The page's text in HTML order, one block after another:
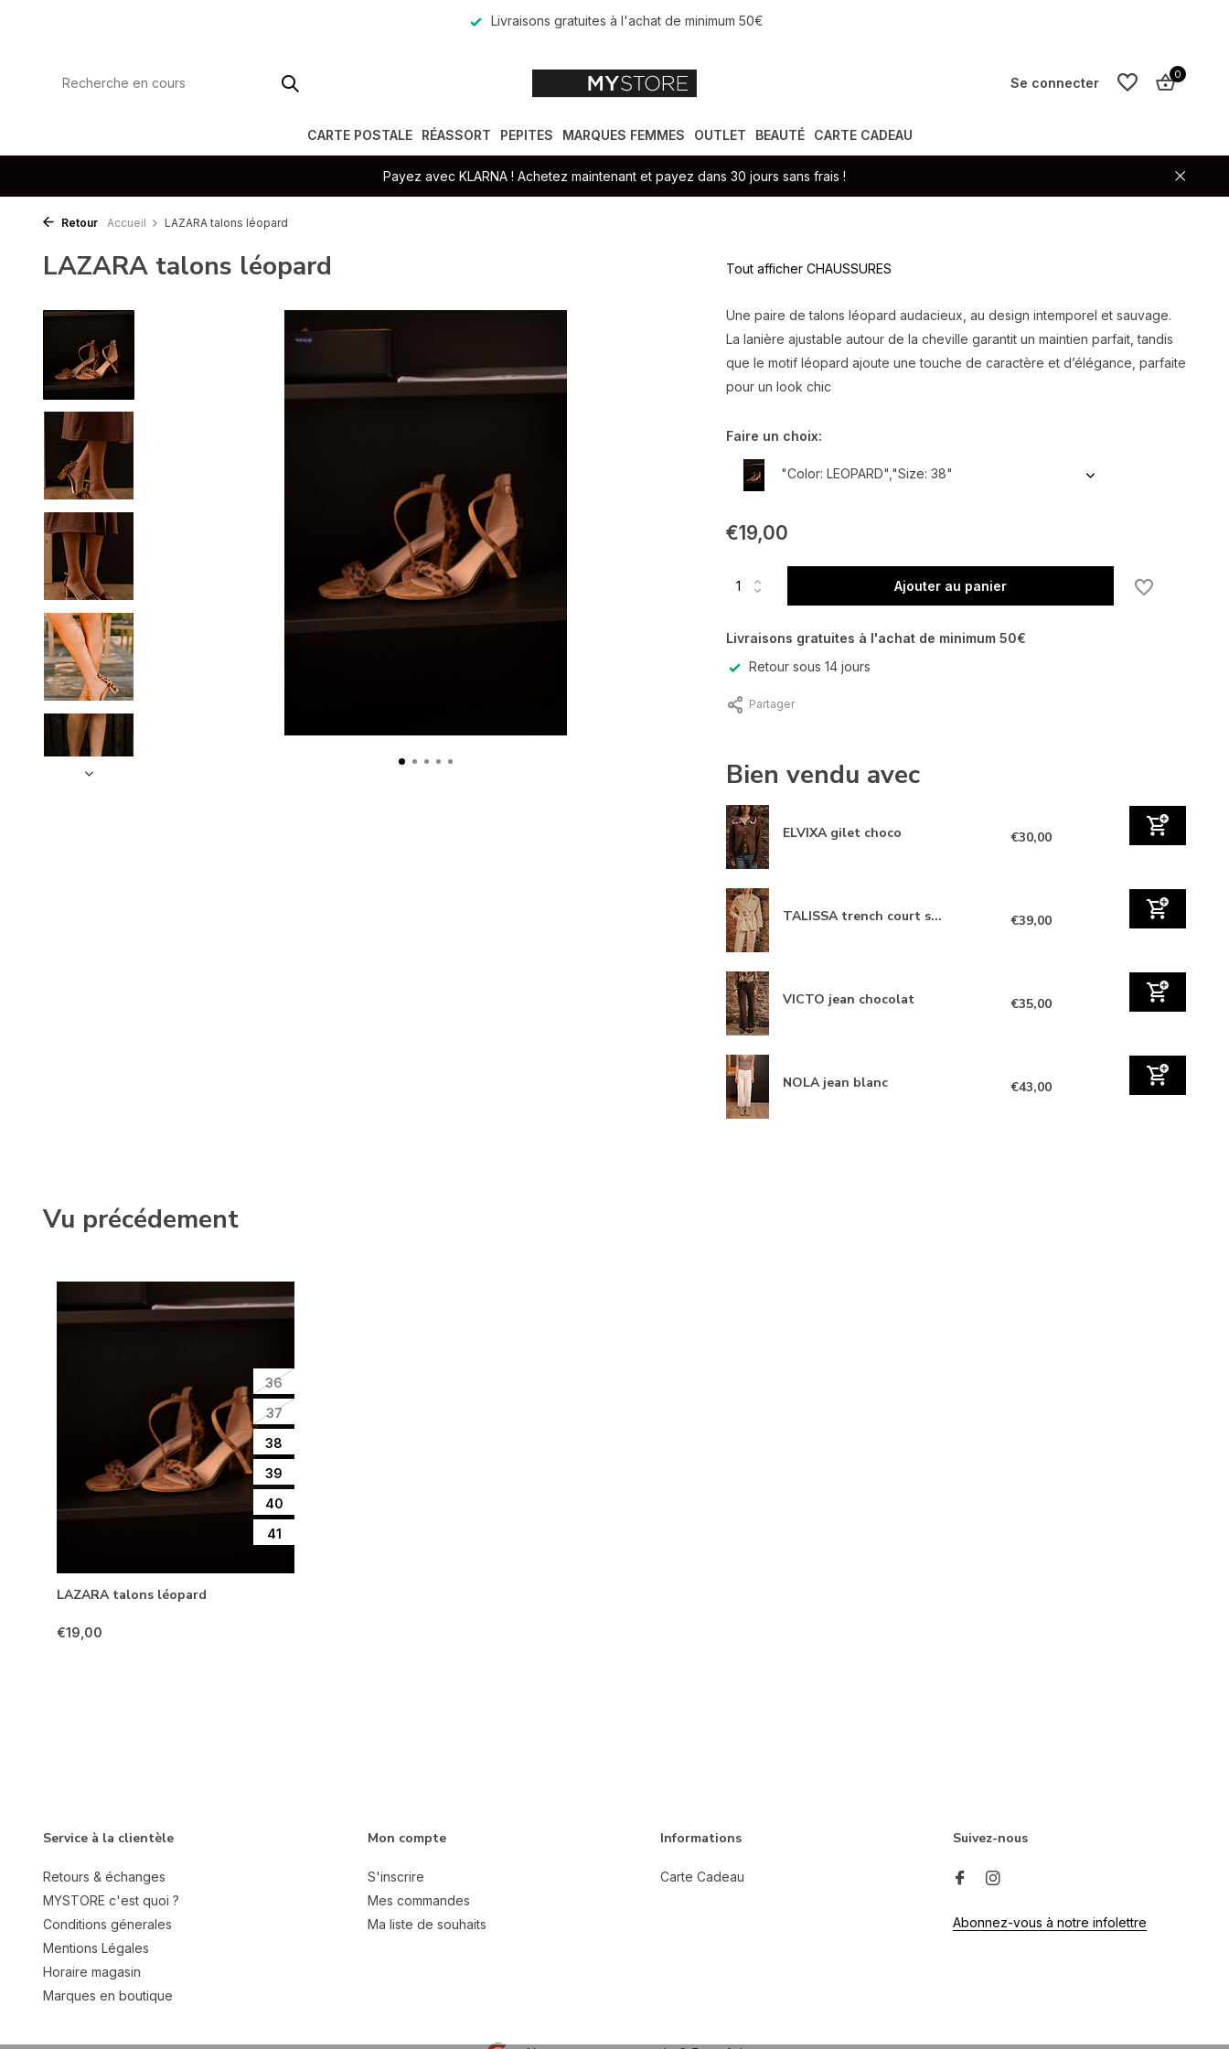
Livraisons gratuites à l'achat de minimum 50€
Se connecter
0
CARTE POSTALE RÉASSORT PEPITES MARQUES FEMMES OUTLET BEAUTÉ CARTE CADEAU
Payez avec KLARNA ! Achetez maintenant et payez dans 30 jours sans frais !
Retour Accueil LAZARA talons léopard
LAZARA talons léopard Tout afficher CHAUSSURES
Une paire de talons léopard audacieux, au design intemporel et sauvage.
La lanière ajustable autour de la cheville garantit un maintien parfait, tandis
que le motif léopard ajoute une touche de caractère et d’élégance, parfaite
pour un look chic
Faire un choix:
"Color: LEOPARD","Size: 38"
En rupture de stock
€19,00
Ajouter au panier
Livraisons gratuites à l'achat de minimum 50€
Retour sous 14 jours
Partager
Bien vendu avec
ELVIXA gilet choco €30,00
TALISSA trench court s... €39,00
VICTO jean chocolat €35,00
NOLA jean blanc €43,00
Vu précédement
36
37
38
39
40
41
LAZARA talons léopard
€19,00
Service à la clientèle
Retours & échanges
MYSTORE c'est quoi ?
Conditions génerales
Mentions Légales
Horaire magasin
Marques en boutique
Mon compte
S'inscrire
Mes commandes
Ma liste de souhaits
Informations
Carte Cadeau
Suivez-nous
Abonnez-vous à notre infolettre